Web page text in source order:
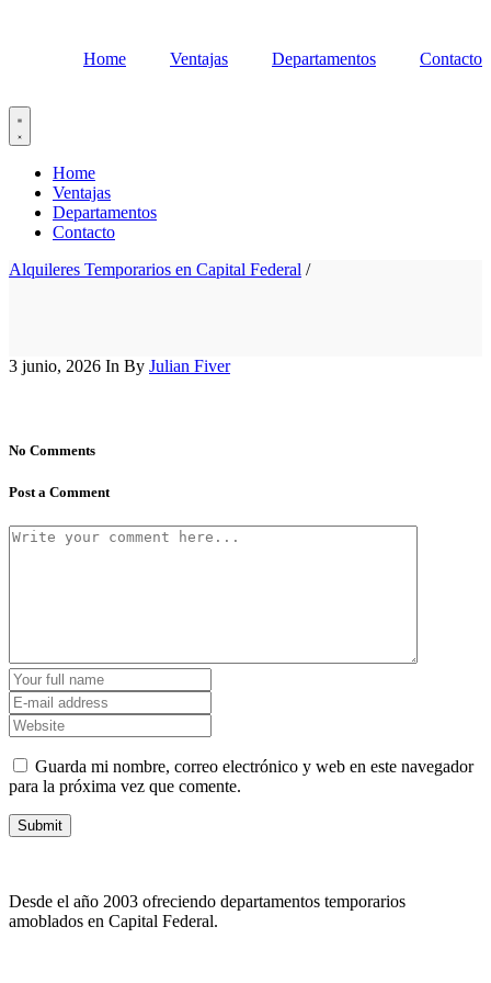
Home Ventajas Departamentos Contacto
Home
Ventajas
Departamentos
Contacto
Alquileres Temporarios en Capital Federal /
3 junio, 2026 In By Julian Fiver
No Comments
Post a Comment
Guarda mi nombre, correo electrónico y web en este navegador
para la próxima vez que comente.
Desde el año 2003 ofreciendo departamentos temporarios
amoblados en Capital Federal.